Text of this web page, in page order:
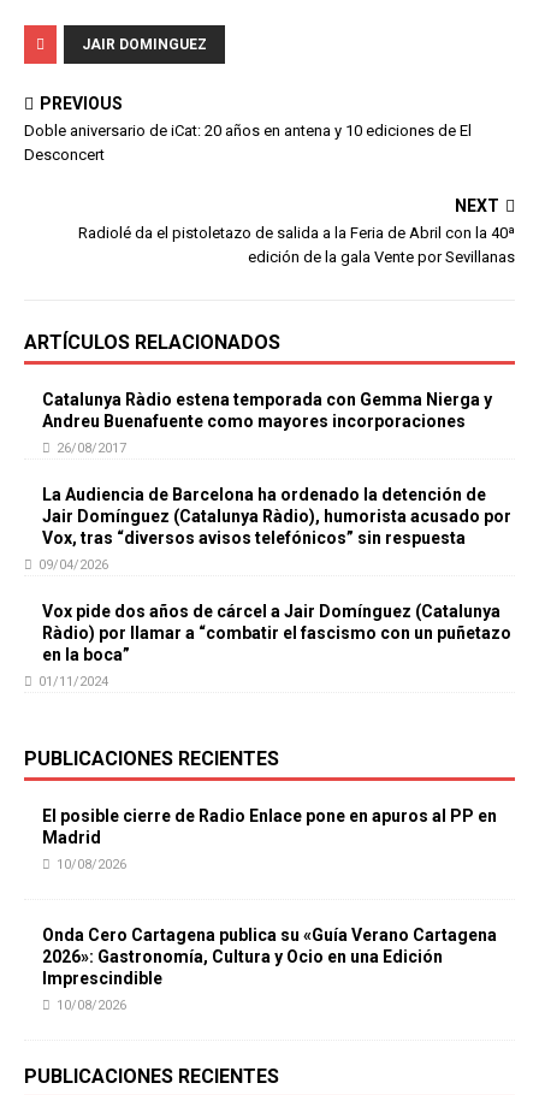
JAIR DOMINGUEZ
PREVIOUS
Doble aniversario de iCat: 20 años en antena y 10 ediciones de El
Desconcert
NEXT
Radiolé da el pistoletazo de salida a la Feria de Abril con la 40ª
edición de la gala Vente por Sevillanas
ARTÍCULOS RELACIONADOS
Catalunya Ràdio estena temporada con Gemma Nierga y
Andreu Buenafuente como mayores incorporaciones
26/08/2017
La Audiencia de Barcelona ha ordenado la detención de
Jair Domínguez (Catalunya Ràdio), humorista acusado por
Vox, tras “diversos avisos telefónicos” sin respuesta
09/04/2026
Vox pide dos años de cárcel a Jair Domínguez (Catalunya
Ràdio) por llamar a “combatir el fascismo con un puñetazo
en la boca”
01/11/2024
PUBLICACIONES RECIENTES
El posible cierre de Radio Enlace pone en apuros al PP en
Madrid
10/08/2026
Onda Cero Cartagena publica su «Guía Verano Cartagena
2026»: Gastronomía, Cultura y Ocio en una Edición
Imprescindible
10/08/2026
PUBLICACIONES RECIENTES